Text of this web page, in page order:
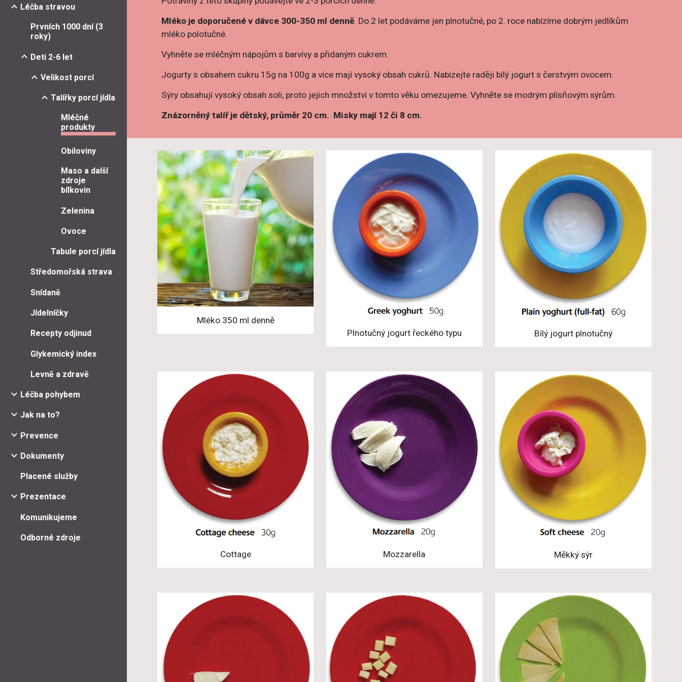
Léčba stravou
Prvních 1000 dní (3
roky)
Deti 2-6 let
Velikost porcí
Talířky porcí jídla
Mléčné
produkty
Obiloviny
Maso a další
zdroje
bílkovin
Zelenina
Ovoce
Tabule porcí jídla
Středomořská strava
Snídaně
Jídelníčky
Recepty odjinud
Glykemický index
Levně a zdravě
Léčba pohybem
Jak na to?
Prevence
Dokumenty
Placené služby
Prezentace
Komunikujeme
Odborné zdroje
Mléko je doporučené v dávce 300-350 ml denně. Do 2 let podáváme jen plnotučné, po 2. roce nabízíme dobrým jedlíkům
mléko polotučné.
Vyhněte se mléčným nápojům s barvivy a přidaným cukrem.
Jogurty s obsahem cukru 15g na 100g a více mají vysoký obsah cukrů. Nabízejte raději bílý jogurt s čerstvým ovocem.
Sýry obsahují vysoký obsah soli, proto jejich množství v tomto věku omezujeme. Vyhněte se modrým plísňovým sýrům.
Znázorněný talíř je dětský, průměr 20 cm. Misky mají 12 či 8 cm.
Mléko 350 ml denně
Plnotučný jogurt řeckého typu
Bílý jogurt plnotučný
Cottage Mozzarella Měkký sýr